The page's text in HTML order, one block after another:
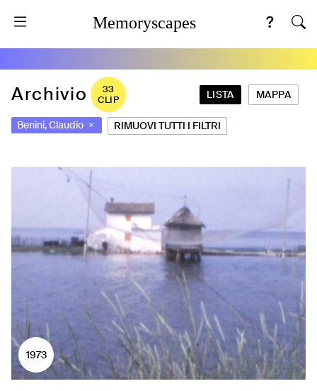
Memoryscapes
Archivio
33
CLIP
LISTA MAPPA
Benini, Claudio RIMUOVI TUTTI I FILTRI
1973